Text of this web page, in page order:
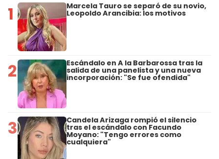
1 Marcela Tauro se separó de su novio,
Leopoldo Arancibia: los motivos
2 Escándalo en A la Barbarossa tras la
salida de una panelista y una nueva
incorporación: "Se fue ofendida"
3 Candela Arizaga rompió el silencio
tras el escándalo con Facundo
Moyano: "Tengo errores como
cualquiera"